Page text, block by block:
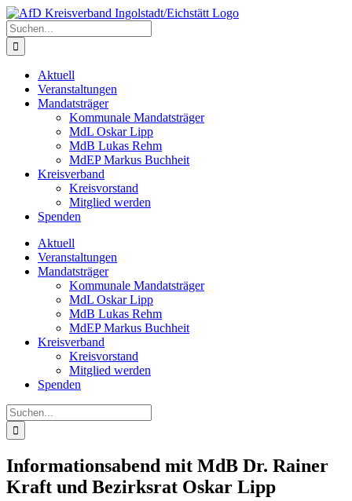
Zum
Inhalt
springen
Suche
nach:
Aktuell
Veranstaltungen
Mandatsträger
Kommunale Mandatsträger
MdL Oskar Lipp
MdB Lukas Rehm
MdEP Markus Buchheit
Kreisverband
Kreisvorstand
Mitglied werden
Spenden
Aktuell
Veranstaltungen
Mandatsträger
Kommunale Mandatsträger
MdL Oskar Lipp
MdB Lukas Rehm
MdEP Markus Buchheit
Kreisverband
Kreisvorstand
Mitglied werden
Spenden
Suche
nach:
Informationsabend mit MdB Dr. Rainer
Kraft und Bezirksrat Oskar Lipp